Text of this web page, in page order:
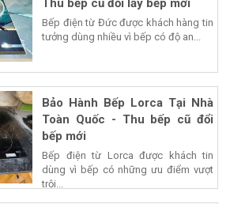
Thu bếp cũ đổi lấy bếp mới
Bếp điện từ Đức được khách hàng tin
tưởng dùng nhiều vì bếp có độ an...
Bảo Hành Bếp Lorca Tại Nhà
Toàn Quốc - Thu bếp cũ đổi
bếp mới
Bếp điện từ Lorca được khách tin
dùng vì bếp có những ưu điểm vượt
trội...